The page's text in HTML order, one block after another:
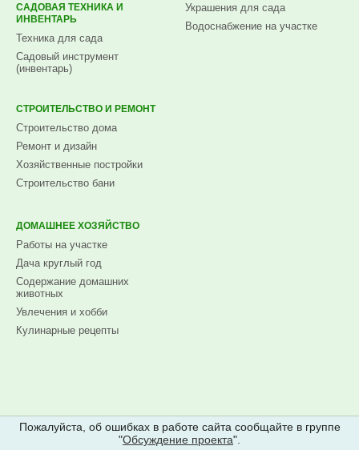
САДОВАЯ ТЕХНИКА И
ИНВЕНТАРЬ
Техника для сада
Садовый инструмент
(инвентарь)
Украшения для сада
Водоснабжение на участке
СТРОИТЕЛЬСТВО И РЕМОНТ
Строительство дома
Ремонт и дизайн
Хозяйственные постройки
Строительство бани
ДОМАШНЕЕ ХОЗЯЙСТВО
Работы на участке
Дача круглый год
Содержание домашних
животных
Увлечения и хобби
Кулинарные рецепты
Пожалуйста, об ошибках в работе сайта сообщайте в группе
"Обсуждение проекта".